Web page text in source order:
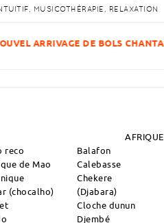
MUSICOTHÉRAPIE, RELAXATION
!
AFRIQUE
reco
de Mao
(chocalho)
Balafon
Calebasse
Chekere
(Djabara)
Cloche dunun
Djembé